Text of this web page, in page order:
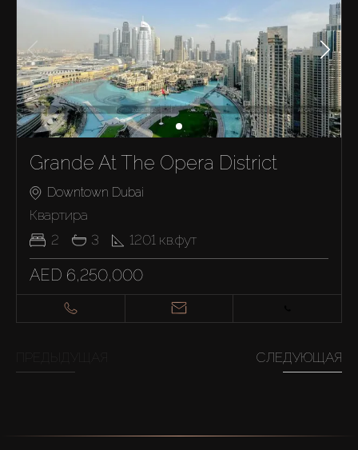
Grande At The Opera District
Downtown Dubai
Квартира
2
3 1201 кв.фут
AED 6,250,000
СЛЕДУЮЩАЯ